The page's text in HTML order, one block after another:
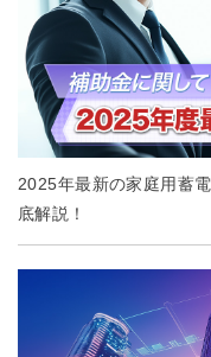
2025年最新の家庭用蓄
底解説！